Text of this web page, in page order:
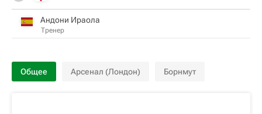
Андони Ираола
Тренер
Общее Арсенал (Лондон) Борнмут